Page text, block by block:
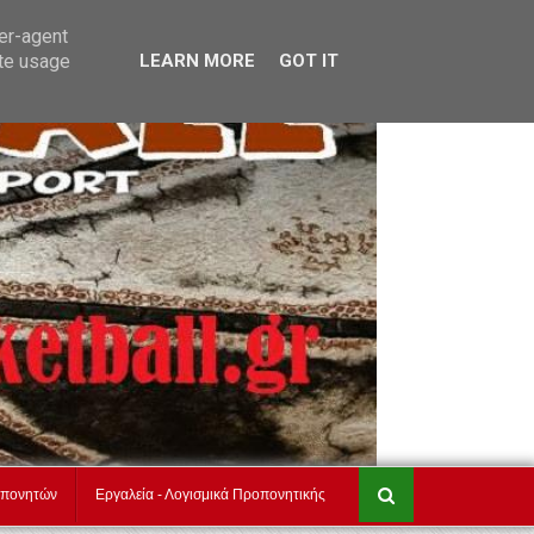
akadimiesbasket.gr
Εργαλεία - Λογισμικά Προπονητικής
agent
usage
LEARN MORE GOT IT